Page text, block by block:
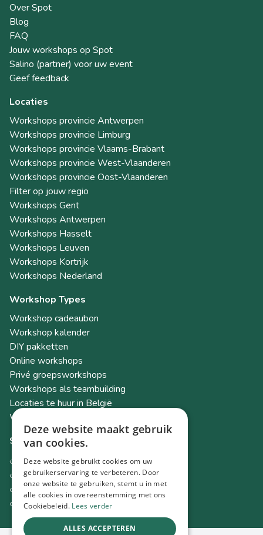
Over Spot
Blog
FAQ
Jouw workshops op Spot
Salino (partner) voor uw event
Geef feedback
Locaties
Workshops provincie Antwerpen
Workshops provincie Limburg
Workshops provincie Vlaams-Brabant
Workshops provincie West-Vlaanderen
Workshops provincie Oost-Vlaanderen
Filter op jouw regio
Workshops Gent
Workshops Antwerpen
Workshops Hasselt
Workshops Leuven
Workshops Kortrijk
Workshops Nederland
Workshop Types
Workshop cadeaubon
Workshop kalender
DIY pakketten
Online workshops
Privé groepsworkshops
Workshops als teambuilding
Locaties te huur in België
Workshop Academy
Socials
Instagram
Facebook
TikTok
LinkedIn
Deze website maakt gebruik
van cookies.
Deze website gebruikt cookies om uw
gebruikerservaring te verbeteren. Door
onze website te gebruiken, stemt u in met
alle cookies in overeenstemming met ons
Cookiebeleid. Lees verder
ALLES ACCEPTEREN